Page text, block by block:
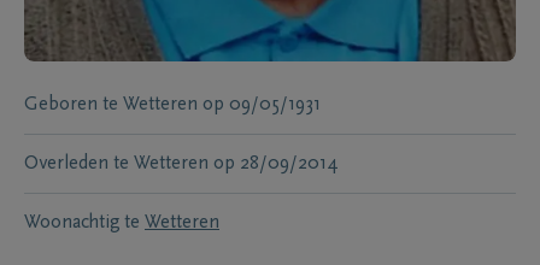
Geboren te Wetteren op 09/05/1931
Overleden te Wetteren op 28/09/2014
Woonachtig te Wetteren